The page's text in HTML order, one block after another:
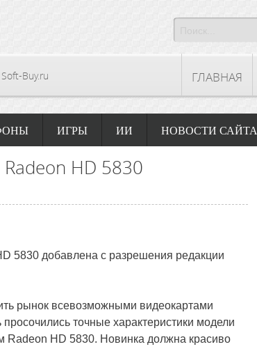
Buy.ru ГЛАВНАЯ
ИГРЫ ИИ НОВОСТИ САЙТА
HD 5830
5830 добавлена с разрешения редакции
рынок всевозможными видеокартами
точные характеристики модели
Radeon HD 5830. Новинка должна красиво